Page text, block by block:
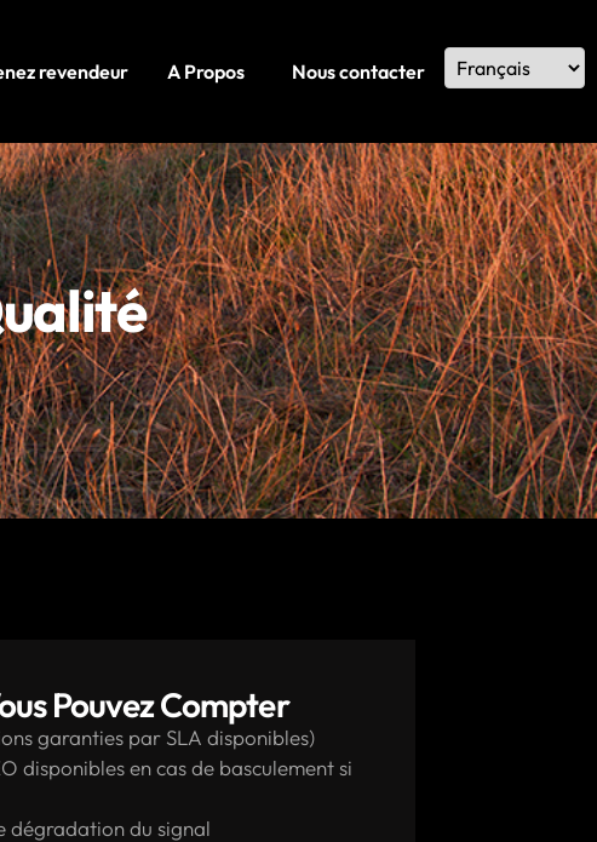
revendeur A Propos Nous contacter
Pouvez Compter
garanties par SLA disponibles)
disponibles en cas de basculement si
dégradation du signal